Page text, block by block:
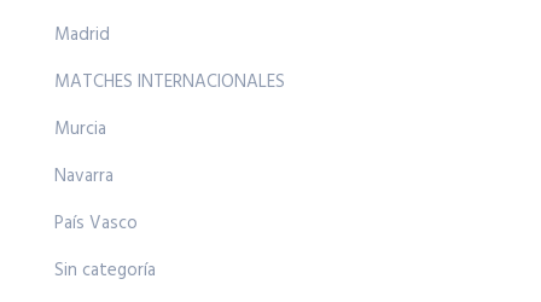
Madrid
MATCHES INTERNACIONALES
Murcia
Navarra
País Vasco
Sin categoría